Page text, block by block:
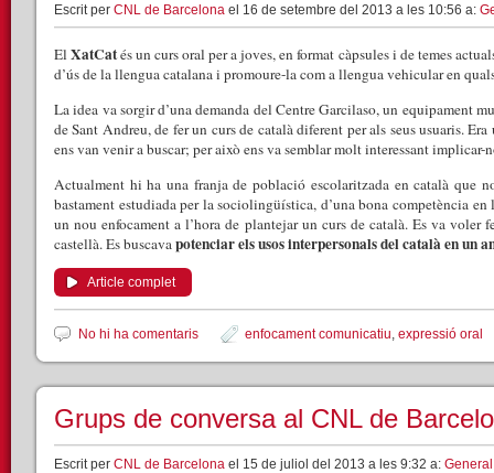
Escrit per CNL de Barcelona el 16 de setembre del 2013 a les 10:56 a:
ElXatCatés un curs oral per a joves, en format càpsules i de temes
d’ús de la llengua catalana i promoure-la com a llengua vehicular en
La idea va sorgir d’una demanda del Centre Garcilaso, un equipament
de Sant Andreu, de fer un curs de català diferent per als seus usuaris.
ens van venir a buscar; per això ens va semblar molt interessant implicar-
Actualment hi ha una franja de població escolaritzada en català que
bastament estudiada per la sociolingüística, d’una bona competència en
un nou enfocament a l’hora de plantejar un curs de català. Es va voler
castellà. Es buscavapotenciar els usos interpersonals del català en un
Article complet
No hi ha comentaris enfocament comunicatiu, expressió oral
Grups de conversa al CNL de
Escrit per CNL de Barcelona el 15 de juliol del 2013 a les 9:32 a: General